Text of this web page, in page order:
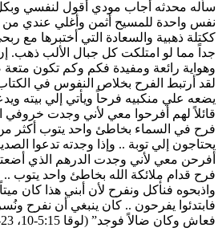
سأله محدثه أجاب مودي أقول لنفسي
نفس واحدة للمسيح أثمن وأغلي عندي من
ككتلة ذهبية والسعادة التي أختبرها مع
جداً مما لو امتلكت كل جبال الألب ذهب.
وهواية رائعة ومفيدة فكم وكم تكون
لقد أرتبط الفرح بخلاص النفوس في
يضعه علي منكبيه فرحاً ويأتي إلي بيته
قائلاً لهم أفرحوا معي لأني وجدت خروفي
فرح في السماء بخاطئ واحد يتوب أكثر
يحتاجون إلي توبة .. وإذا وجدته تدعوا
أفرحن معي لأني وجدت الدرهم الذي
فرح قدام ملائكة الله بخاطئ واحد يتوب
واذبحوه فنأكل ونفرح لأن أبني هذا كان
فابتدئوا يفرحون .. كان ينبغي أن نفرح
فعاش وكان ضالاً فوجد” (لوقا 5:15-10، 23-24، 32).